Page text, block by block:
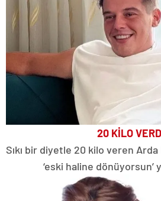
20 KİLO
Sıkı bir diyetle 20 kilo veren
‘eski haline dönüyorsun’